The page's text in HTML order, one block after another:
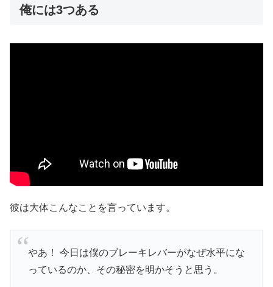
俺には3つある
彼は大体こんなことを言っています。
やあ！ 今日は僕のブレーキレバーがなぜ水平にな
っているのか、その秘密を明かそうと思う。